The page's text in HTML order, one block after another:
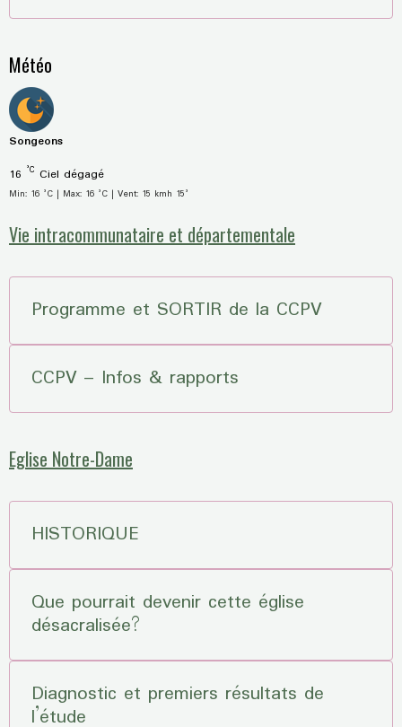
Météo
Songeons
16 °C Ciel dégagé
Min: 16 °C | Max: 16 °C | Vent: 15 kmh 15°
Vie intracommunataire et départementale
Programme et SORTIR de la CCPV
CCPV – Infos & rapports
Eglise Notre-Dame
HISTORIQUE
Que pourrait devenir cette église
désacralisée?
Diagnostic et premiers résultats de
l’étude